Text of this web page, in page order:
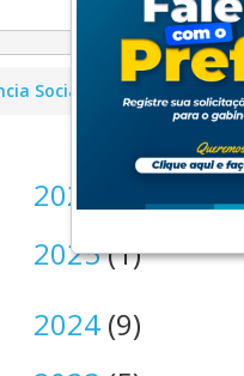
Social
2026
2025(1)
2024 (9)